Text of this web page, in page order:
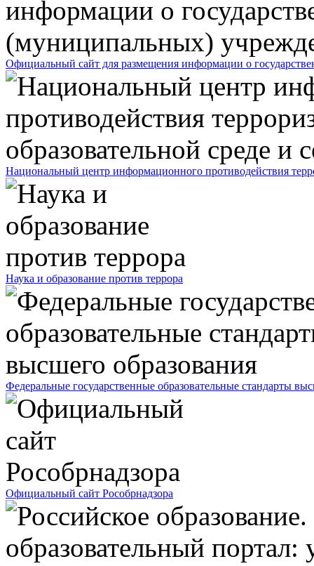
Официальный сайт для размещения информации о
Национальный центр информационного противодействия
Наука и образование против террора
Федеральные государственные образовательные стандарты
Официальный сайт Рособрнадзора